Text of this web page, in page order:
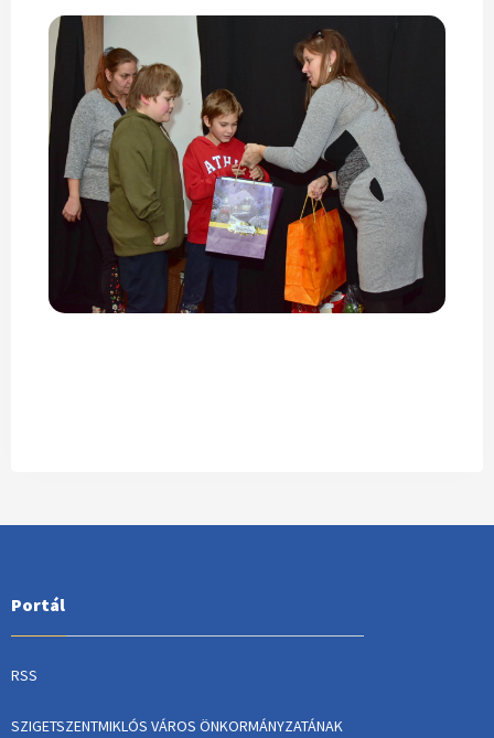
Portál
RSS
SZIGETSZENTMIKLÓS VÁROS ÖNKORMÁNYZATÁNAK